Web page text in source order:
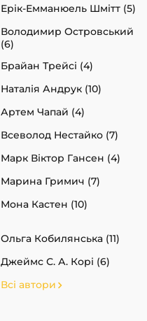
Ерік-Емманюель Шмітт (5)
Володимир Островський
(6)
Брайан Трейсі (4)
Наталія Андрук (10)
Артем Чапай (4)
Всеволод Нестайко (7)
Марк Віктор Гансен (4)
Марина Гримич (7)
Мона Кастен (10)
Ольга Кобилянська (11)
Джеймс С. А. Корі (6)
Всі автори